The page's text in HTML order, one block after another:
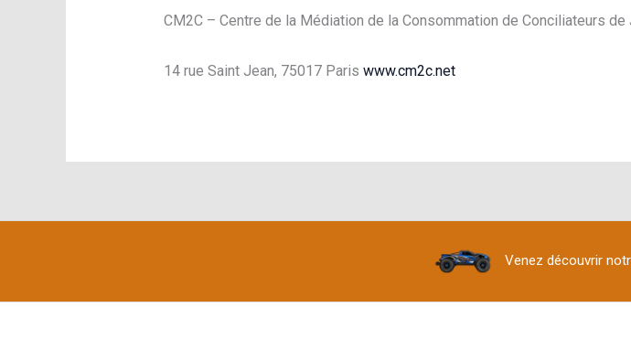
CM2C – Centre de la Médiation de la Consommation de Conciliateurs de
14 rue Saint Jean, 75017 Paris www.cm2c.net
Venez découvrir